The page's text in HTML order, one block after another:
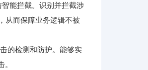
能拦截。识别并拦截涉
从而保障业务逻辑不被
的检测和防护。能够实